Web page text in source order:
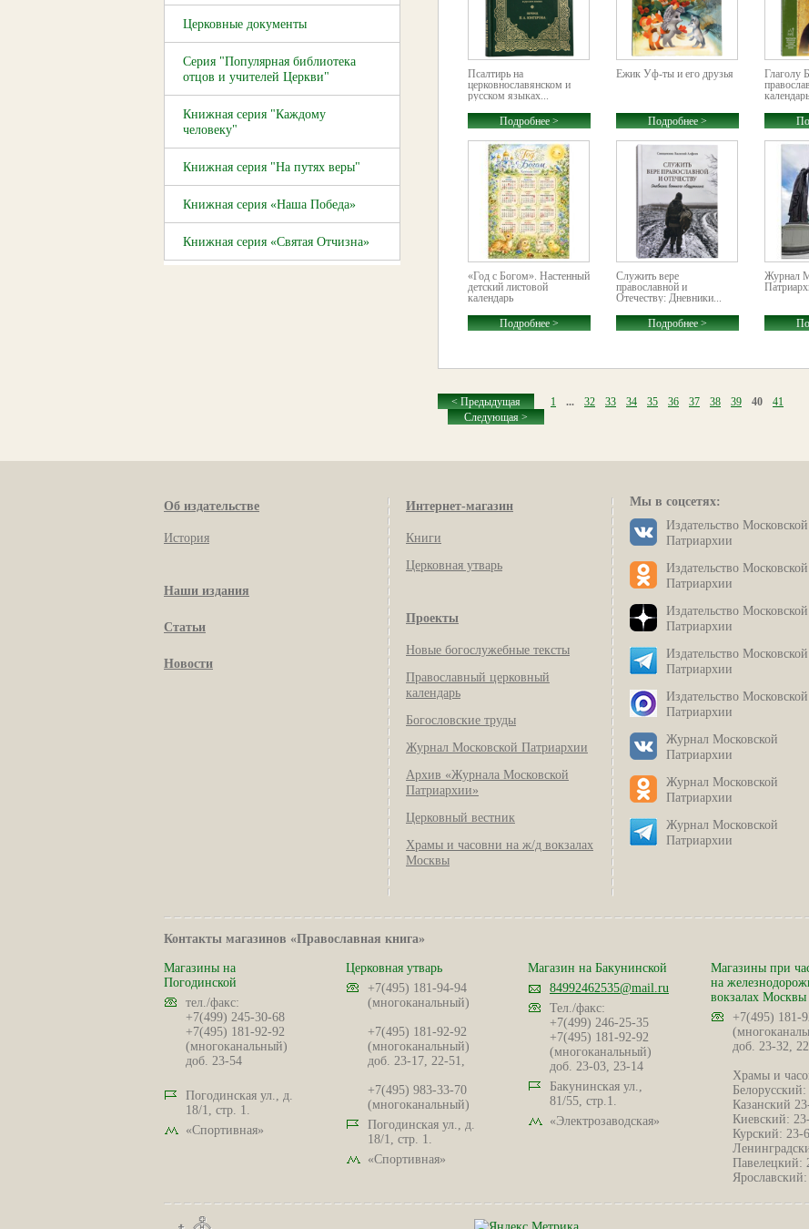
Церковные документы
Серия "Популярная библиотека
отцов и учителей Церкви"
Книжная серия "Каждому
человеку"
Книжная серия "На путях веры"
Книжная серия «Наша Победа»
Книжная серия «Святая Отчизна»
Псалтирь на
церковнославянском и
русском языках...
Подробнее >
Ёжик Уф-ты и его друзья
Подробнее >
Глаголу
«Год с Богом». Настенный
детский листовой
календарь
Подробнее >
Служить вере
православной и
Отечеству: Дневники...
Подробнее >
Журнал
< Предыдущая 1 ... 32 33 34 35 36 37 38 39 40
41
Следующая >
Об издательстве
История
Наши издания
Статьи
Новости
Интернет-магазин
Книги
Церковная утварь
Проекты
Новые богослужебные тексты
Православный церковный
календарь
Богословские труды
Журнал Московской Патриархии
Архив «Журнала Московской
Патриархии»
Церковный вестник
Храмы и часовни на ж/д вокзалах
Москвы
Мы в соцсетях:
Издательство Московской
Патриархии
Издательство Московской
Патриархии
Издательство Московской
Патриархии
Издательство Московской
Патриархии
Издательство Московской
Патриархии
Журнал Московской
Патриархии
Журнал Московской
Патриархии
Журнал Московской
Патриархии
Контакты магазинов «Православная книга»
Магазины на
Погодинской
тел./факс:
+7(499) 245-30-68
+7(495) 181-92-92
(многоканальный)
доб. 23-54
Погодинская ул., д.
18/1, стр. 1.
«Спортивная»
Церковная утварь
+7(495) 181-94-94
(многоканальный)
+7(495) 181-92-92
(многоканальный)
доб. 23-17, 22-51,
+7(495) 983-33-70
(многоканальный)
Погодинская ул., д.
18/1, стр. 1.
«Спортивная»
Магазин на Бакунинской
84992462535@mail.ru
Тел./факс:
+7(499) 246-25-35
+7(495) 181-92-92
(многоканальный)
доб. 23-03, 23-14
Бакунинская ул.,
81/55, стр.1.
«Электрозаводская»
Магазины при
на
вокзалах Москвы
+7(495) 181-
доб. 23-32,
Храмы и
Белорусский:
Казанский
Киевский:
Курский: 23-
Павелецкий: